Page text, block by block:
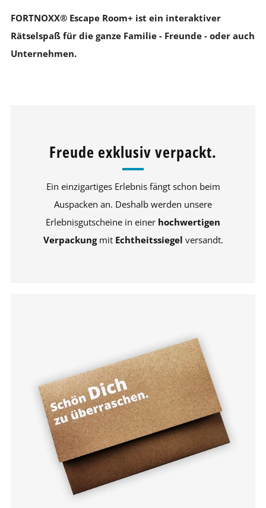
FORTNOXX® Escape Room+ ist ein interaktiver
Rätselspaß für die ganze Familie - Freunde - oder auch
Unternehmen.
Freude exklusiv verpackt.
Ein einzigartiges Erlebnis fängt schon beim
Auspacken an. Deshalb werden unsere
Erlebnisgutscheine in einer hochwertigen
Verpackungmit Echtheitssiegel versandt.